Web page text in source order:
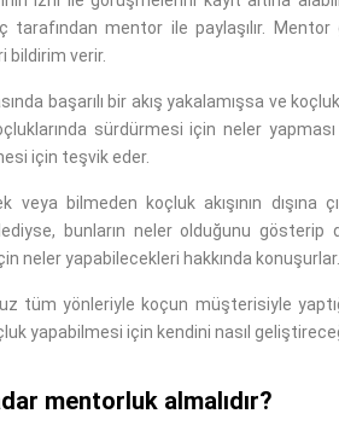
tarafından mentor ile paylaşılır.
bildirim verir.
başarılı bir akış yakalamışsa ve
sürdürmesi için neler
için teşvik eder.
veya bilmeden koçluk akışının dışına
bunların neler olduğunu gösterip
neler yapabilecekleri hakkında konuşurlar.
tüm yönleriyle koçun müşterisiyle
yapabilmesi için kendini nasıl
mentorluk almalıdır?